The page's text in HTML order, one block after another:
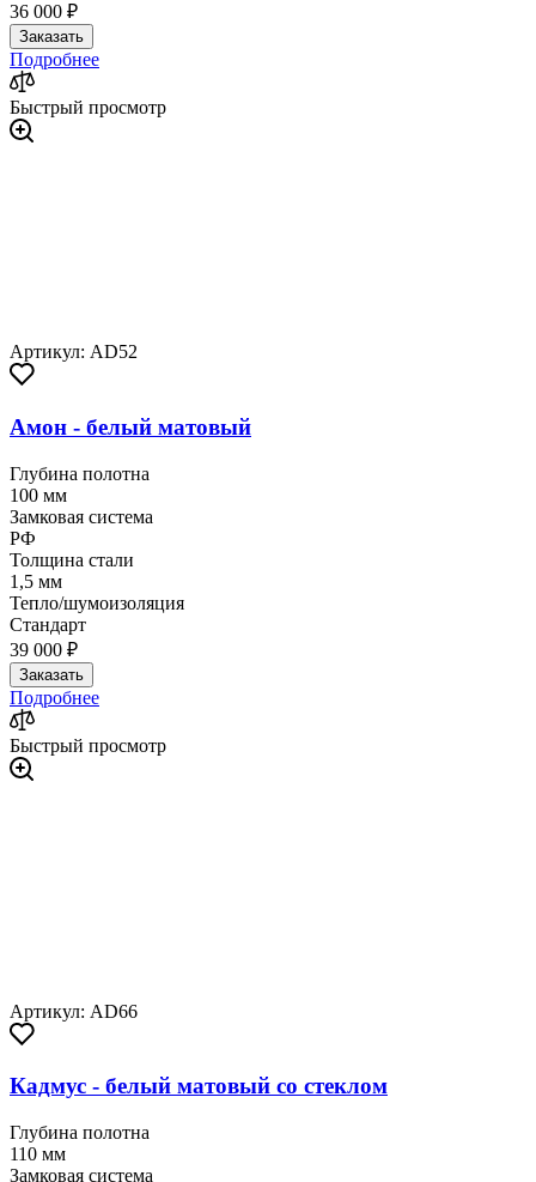
36 000 ₽
Заказать
Подробнее
Быстрый просмотр
Артикул: AD52
Амон - белый матовый
Глубина полотна
100 мм
Замковая система
РФ
Толщина стали
1,5 мм
Тепло/шумоизоляция
Стандарт
39 000 ₽
Заказать
Подробнее
Быстрый просмотр
Артикул: AD66
Кадмус - белый матовый со стеклом
Глубина полотна
110 мм
Замковая система